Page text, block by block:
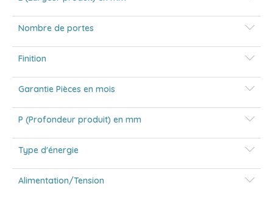
Nombre de portes
Finition
Garantie Pièces en mois
P (Profondeur produit) en mm
Type d'énergie
Alimentation/Tension